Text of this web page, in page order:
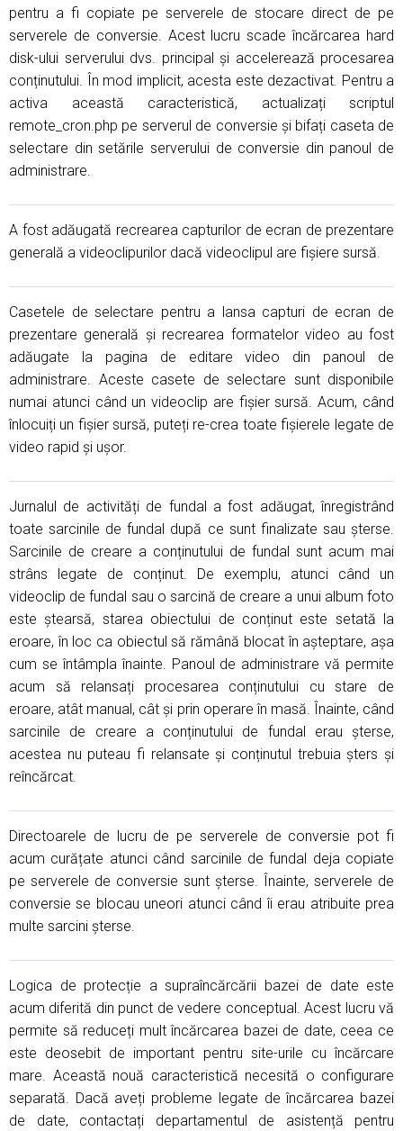
pentru a fi copiate pe serverele de stocare direct de pe
serverele de conversie. Acest lucru scade încărcarea hard
disk-ului serverului dvs. principal și accelerează procesarea
conținutului. În mod implicit, acesta este dezactivat. Pentru a
activa această caracteristică, actualizați scriptul
remote_cron.php pe serverul de conversie și bifați caseta de
selectare din setările serverului de conversie din panoul de
administrare.
A fost adăugată recrearea capturilor de ecran de prezentare
generală a videoclipurilor dacă videoclipul are fișiere sursă.
Casetele de selectare pentru a lansa capturi de ecran de
prezentare generală și recrearea formatelor video au fost
adăugate la pagina de editare video din panoul de
administrare. Aceste casete de selectare sunt disponibile
numai atunci când un videoclip are fișier sursă. Acum, când
înlocuiți un fișier sursă, puteți re-crea toate fișierele legate de
video rapid și ușor.
Jurnalul de activități de fundal a fost adăugat, înregistrând
toate sarcinile de fundal după ce sunt finalizate sau șterse.
Sarcinile de creare a conținutului de fundal sunt acum mai
strâns legate de conținut. De exemplu, atunci când un
videoclip de fundal sau o sarcină de creare a unui album foto
este ștearsă, starea obiectului de conținut este setată la
eroare, în loc ca obiectul să rămână blocat în așteptare, așa
cum se întâmpla înainte. Panoul de administrare vă permite
acum să relansați procesarea conținutului cu stare de
eroare, atât manual, cât și prin operare în masă. Înainte, când
sarcinile de creare a conținutului de fundal erau șterse,
acestea nu puteau fi relansate și conținutul trebuia șters și
reîncărcat.
Directoarele de lucru de pe serverele de conversie pot fi
acum curățate atunci când sarcinile de fundal deja copiate
pe serverele de conversie sunt șterse. Înainte, serverele de
conversie se blocau uneori atunci când îi erau atribuite prea
multe sarcini șterse.
Logica de protecție a supraîncărcării bazei de date este
acum diferită din punct de vedere conceptual. Acest lucru vă
permite să reduceți mult încărcarea bazei de date, ceea ce
este deosebit de important pentru site-urile cu încărcare
mare. Această nouă caracteristică necesită o configurare
separată. Dacă aveți probleme legate de încărcarea bazei
de date, contactați departamentul de asistență pentru